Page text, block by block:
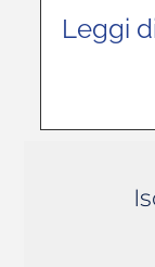
Leggi